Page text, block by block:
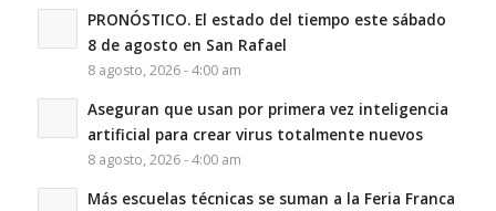
PRONÓSTICO. El estado del tiempo este sábado
8 de agosto en San Rafael
8 agosto, 2026 - 4:00 am
Aseguran que usan por primera vez inteligencia
artificial para crear virus totalmente nuevos
8 agosto, 2026 - 4:00 am
Más escuelas técnicas se suman a la Feria Franca